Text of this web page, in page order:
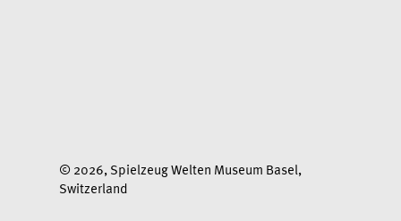
© 2026, Spielzeug Welten Museum Basel,
Switzerland